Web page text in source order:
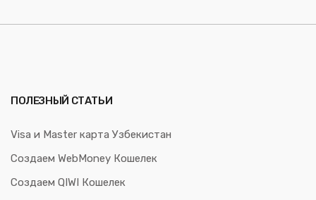
ПОЛЕЗНЫЙ СТАТЬИ
Visa и Master карта Узбекистан
Создаем WebMoney Кошелек
Создаем QIWI Кошелек